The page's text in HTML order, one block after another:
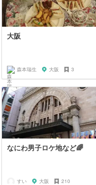
大阪
森本瑞生 大阪 3
なにわ男子ロケ地など🌈
すい 大阪 210